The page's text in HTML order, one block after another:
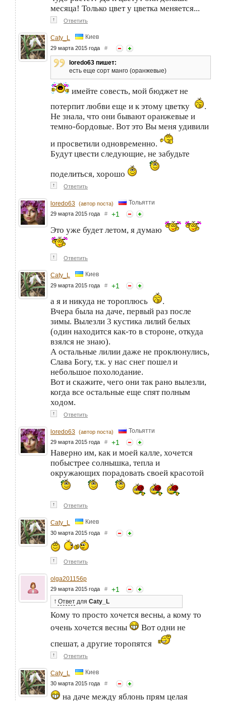
месяца! Только цвет у цветка меняется...
↑ Ответить
Caty_L Киев
29 марта 2015 года #
loredo63 пишет:
есть еще сорт манго (оранжевые)
имейте совесть, мой бюджет не
потерпит любви еще и к этому цветку
.
Не знала, что они бывают оранжевые и
темно-бордовые. Вот это Вы меня удивили
и просветили одновременно.
Будут цвести следующие, не забудьте
поделиться, хорошо
↑ Ответить
loredo63 (автор поста) Тольятти
29 марта 2015 года # +1
Это уже будет летом, я думаю
↑ Ответить
Caty_L Киев
29 марта 2015 года # +1
а я и никуда не тороплюсь
.
Вчера была на даче, первый раз после
зимы. Вылезли 3 кустика лилий белых
(один находится как-то в стороне, откуда
взялся не знаю).
А остальные лилии даже не проклюнулись,
Слава Богу, т.к. у нас снег пошел и
небольшое похолодание.
Вот и скажите, чего они так рано вылезли,
когда все остальные еще спят полным
ходом.
↑ Ответить
loredo63 (автор поста) Тольятти
29 марта 2015 года # +1
Наверно им, как и моей калле, хочется
побыстрее солнышка, тепла и
окружающих порадовать своей красотой
↑ Ответить
Caty_L Киев
30 марта 2015 года #
↑ Ответить
olga201156p
29 марта 2015 года # +1
↑ Ответ для Caty_L
Кому то просто хочется весны, а кому то
очень хочется весны
Вот одни не
спешат, а другие торопятся
↑ Ответить
Caty_L Киев
30 марта 2015 года #
на даче между яблонь прям целая